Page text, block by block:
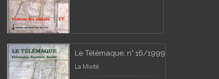
Le Télémaque, n° 16/1999
La Mixité